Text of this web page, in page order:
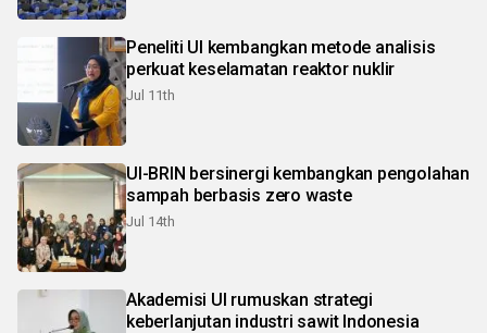
Peneliti UI kembangkan metode analisis
perkuat keselamatan reaktor nuklir
Jul 11th
UI-BRIN bersinergi kembangkan pengolahan
sampah berbasis zero waste
Jul 14th
Akademisi UI rumuskan strategi
keberlanjutan industri sawit Indonesia